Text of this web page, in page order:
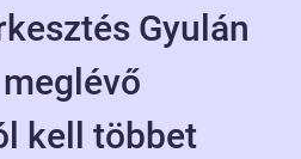
Gyulán
kell többet